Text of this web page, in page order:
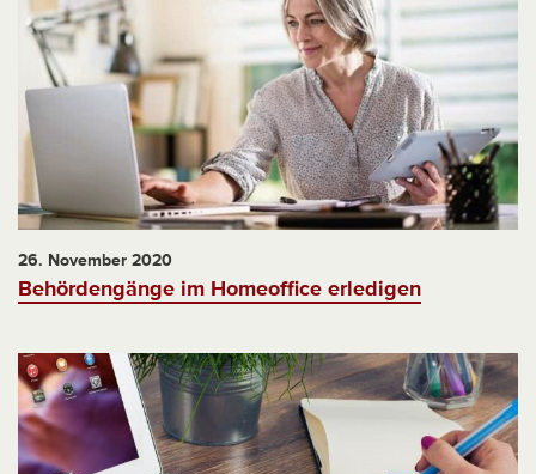
26. November 2020
Behördengänge im Homeoffice erledigen